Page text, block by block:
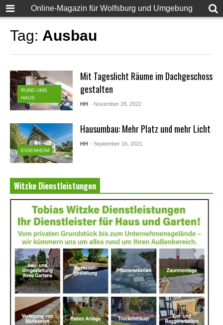
Online-Magazin für Wolfsburg und Umgebung
Tag: Ausbau
RUND UMS
HAUS
Mit Tageslicht Räume im Dachgeschoss
gestalten
HH - November 28, 2022
EIGENHEIM
Hausumbau: Mehr Platz und mehr Licht
HH - September 16, 2021
Witzke Dienstleistungen